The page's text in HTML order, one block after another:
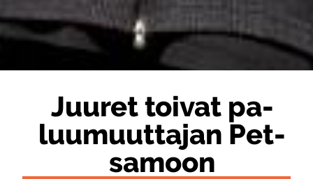
Juu­ret toi­vat pa­
luu­muut­ta­jan Pet­
sa­moon